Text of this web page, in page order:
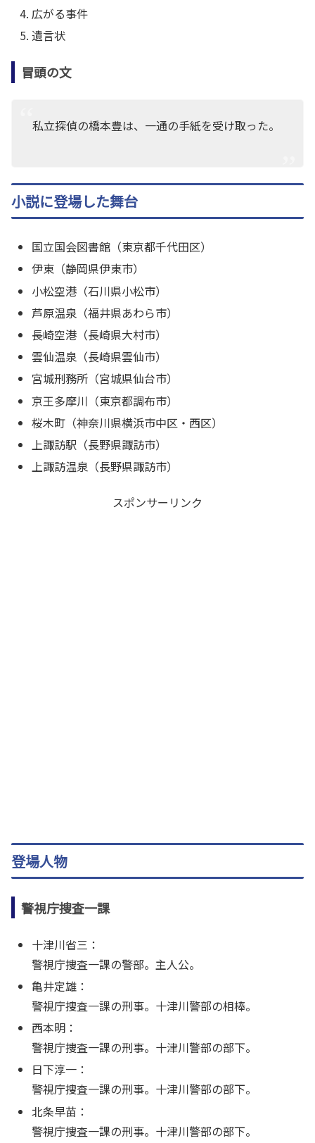
広がる事件
遺言状
冒頭の文
私立探偵の橋本豊は、一通の手紙を受け取った。
小説に登場した舞台
国立国会図書館（東京都千代田区）
伊東（静岡県伊東市）
小松空港（石川県小松市）
芦原温泉（福井県あわら市）
長崎空港（長崎県大村市）
雲仙温泉（長崎県雲仙市）
宮城刑務所（宮城県仙台市）
京王多摩川（東京都調布市）
桜木町（神奈川県横浜市中区・西区）
上諏訪駅（長野県諏訪市）
上諏訪温泉（長野県諏訪市）
スポンサーリンク
登場人物
警視庁捜査一課
十津川省三：
警視庁捜査一課の警部。主人公。
亀井定雄：
警視庁捜査一課の刑事。十津川警部の相棒。
西本明：
警視庁捜査一課の刑事。十津川警部の部下。
日下淳一：
警視庁捜査一課の刑事。十津川警部の部下。
北条早苗：
警視庁捜査一課の刑事。十津川警部の部下。